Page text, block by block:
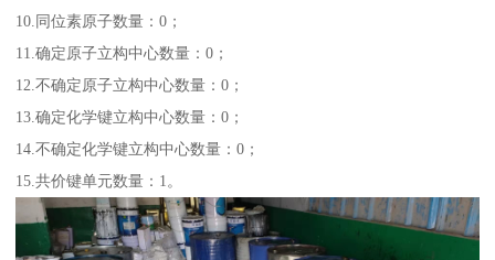
10.同位素原子数量：0；
11.确定原子立构中心数量：0；
12.不确定原子立构中心数量：0；
13.确定化学键立构中心数量：0；
14.不确定化学键立构中心数量：0；
15.共价键单元数量：1。